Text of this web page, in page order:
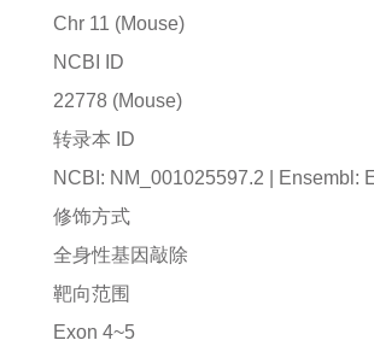
Chr 11 (Mouse)
NCBI ID
22778 (Mouse)
转录本 ID
NCBI: NM_001025597.2 | Ensembl:
修饰方式
全身性基因敲除
靶向范围
Exon 4~5